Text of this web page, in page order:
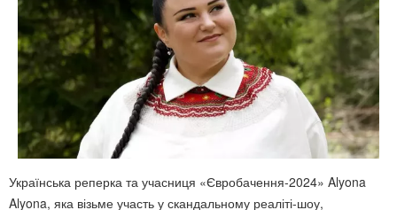
Українська реперка та учасниця «Євробачення-2024» Alyona
Alyona, яка візьме участь у скандальному реаліті-шоу,